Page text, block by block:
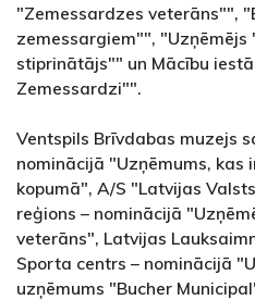
"Zemessardzes veterāns"",
zemessargiem"", "Uzņēmējs
stiprinātājs"" un Mācību
Zemessardzi"".
Ventspils Brīvdabas muzejs
nominācijā "Uzņēmums,
kopumā", A/S "Latvijas
reģions – nominācijā
veterāns", Latvijas
Sporta centrs – nominācijā
uzņēmums "Bucher